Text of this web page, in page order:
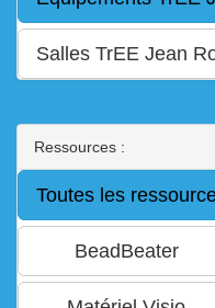
Ressources :